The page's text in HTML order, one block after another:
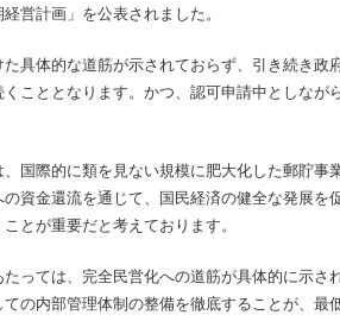
営計画」を公表されました。
具体的な道筋が示されておらず、引き続き政
こととなります。かつ、認可申請中としなが
国際的に類を見ない規模に肥大化した郵貯事
資金還流を通じて、国民経済の健全な発展を
とが重要だと考えております。
っては、完全民営化への道筋が具体的に示さ
の内部管理体制の整備を徹底することが、最